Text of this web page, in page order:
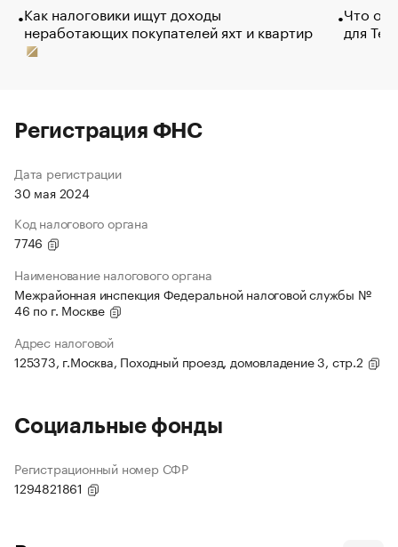
Как налоговики ищут доходы
неработающих покупателей яхт и квартир
Что
для
Регистрация ФНС
Дата регистрации
30 мая 2024
Код налогового органа
7746
Наименование налогового органа
Межрайонная инспекция Федеральной налоговой службы №
46 по г. Москве
Адрес налоговой
125373, г.Москва, Походный проезд, домовладение 3, стр.2
Социальные фонды
Регистрационный номер СФР
1294821861